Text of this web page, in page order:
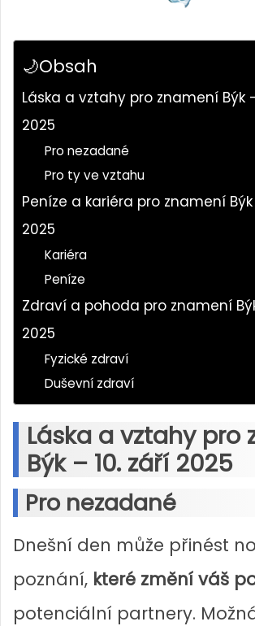
🌙Obsah
Láska a vztahy pro znamení Býk
2025
Pro nezadané
Pro ty ve vztahu
Peníze a kariéra pro znamení Býk
2025
Kariéra
Peníze
Zdraví a pohoda pro znamení
2025
Fyzické zdraví
Duševní zdraví
Láska a vztahy pro
Býk – 10. září 2025
Pro nezadané
Dnešní den může přinést
poznání, které změní váš
potenciální partnery.